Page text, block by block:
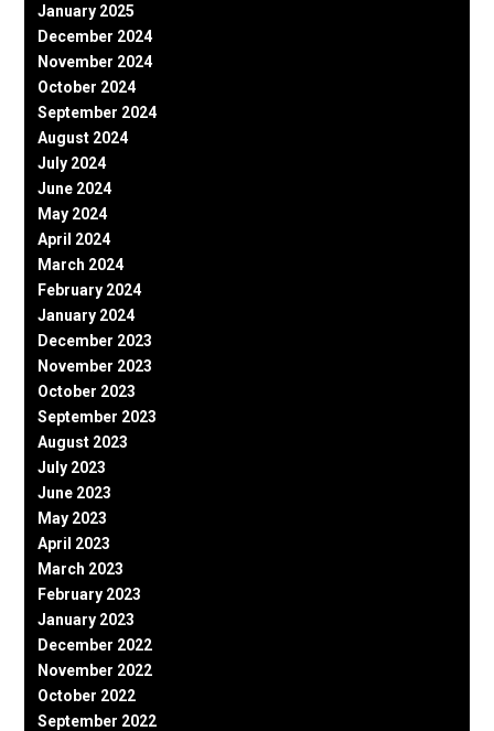
January 2025
December 2024
November 2024
October 2024
September 2024
August 2024
July 2024
June 2024
May 2024
April 2024
March 2024
February 2024
January 2024
December 2023
November 2023
October 2023
September 2023
August 2023
July 2023
June 2023
May 2023
April 2023
March 2023
February 2023
January 2023
December 2022
November 2022
October 2022
September 2022